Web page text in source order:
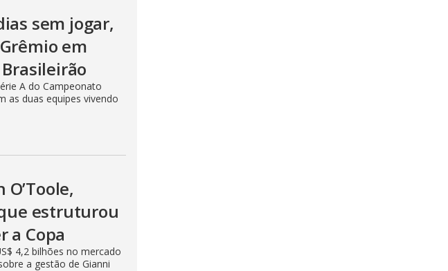
sem jogar,
em
A do Campeonato
as duas equipes vivendo
estruturou
a Copa
4,2 bilhões no mercado
a gestão de Gianni